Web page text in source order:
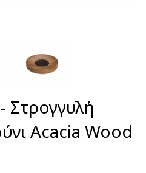
Στρογγυλή
Acacia Wood